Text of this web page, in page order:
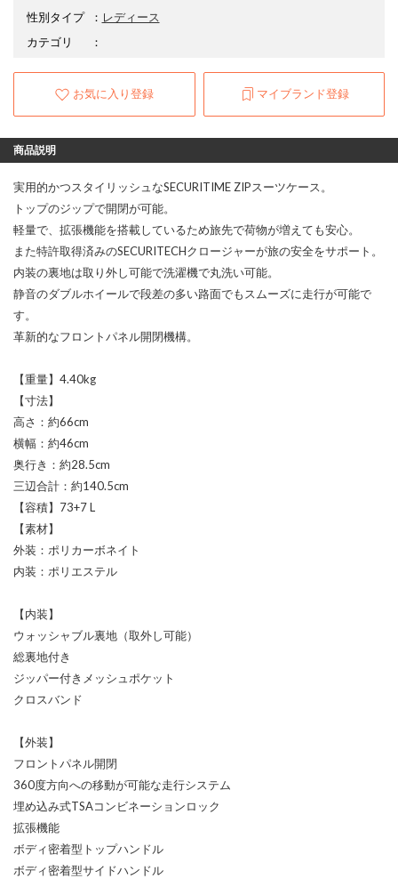
性別タイプ
： レディース
カテゴリ
：
お気に入り登録 マイブランド登録
商品説明
実用的かつスタイリッシュなSECURITIME ZIPスーツケース。
トップのジップで開閉が可能。
軽量で、拡張機能を搭載しているため旅先で荷物が増えても安心。
また特許取得済みのSECURITECHクロージャーが旅の安全をサポート。
内装の裏地は取り外し可能で洗濯機で丸洗い可能。
静音のダブルホイールで段差の多い路面でもスムーズに走行が可能で
す。
革新的なフロントパネル開閉機構。
【重量】4.40kg
【寸法】
高さ：約66cm
横幅：約46cm
奥行き：約28.5cm
三辺合計：約140.5cm
【容積】73+7 L
【素材】
外装：ポリカーボネイト
内装：ポリエステル
【内装】
ウォッシャブル裏地（取外し可能）
総裏地付き
ジッパー付きメッシュポケット
クロスバンド
【外装】
フロントパネル開閉
360度方向への移動が可能な走行システム
埋め込み式TSAコンビネーションロック
拡張機能
ボディ密着型トップハンドル
ボディ密着型サイドハンドル